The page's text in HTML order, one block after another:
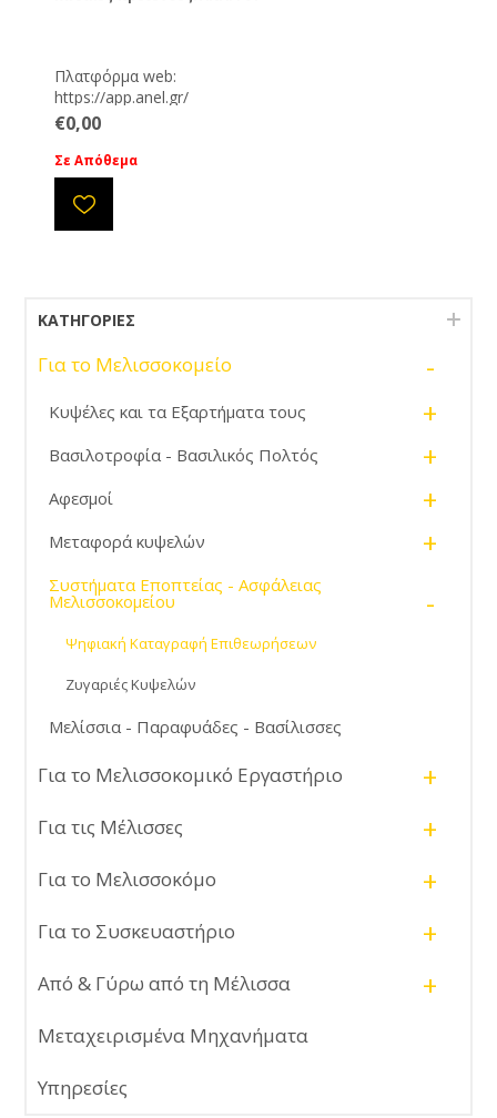
Πλατφόρμα web:
https://app.anel.gr/
Κατεβάστε την εφαρμογή εδώ:
€0,00
Σε Απόθεμα
ΚΑΤΗΓΟΡΊΕΣ
Για το Μελισσοκομείο -
Κυψέλες και τα Εξαρτήματα τους +
Βασιλοτροφία - Βασιλικός Πολτός +
Αφεσμοί +
Μεταφορά κυψελών +
Συστήματα Εποπτείας - Ασφάλειας
Μελισσοκομείου -
Ψηφιακή Καταγραφή Επιθεωρήσεων
Ζυγαριές Κυψελών
Μελίσσια - Παραφυάδες - Βασίλισσες
Για το Μελισσοκομικό Εργαστήριο +
Για τις Μέλισσες +
Για το Μελισσοκόμο +
Για το Συσκευαστήριο +
Από & Γύρω από τη Μέλισσα +
Μεταχειρισμένα Μηχανήματα
Υπηρεσίες